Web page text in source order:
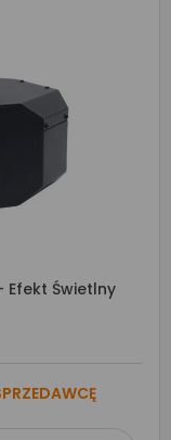
Efekt Świetlny